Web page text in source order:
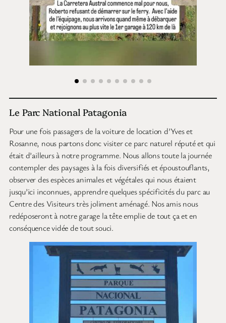
Le Parc National Patagonia
Pour une fois passagers de la voiture de location d’Yves et
Rosanne, nous partons donc visiter ce parc naturel réputé et qui
était d’ailleurs à notre programme. Nous allons toute la journée
contempler des paysages à la fois diversifiés et époustouflants,
observer des espèces animales et végétales qui nous étaient
jusqu’ici inconnues, apprendre quelques spécificités du parc au
Centre des Visiteurs très joliment aménagé. Nos amis nous
redéposeront à notre garage la tête emplie de tout ça et en
conséquence vidée de tout souci.